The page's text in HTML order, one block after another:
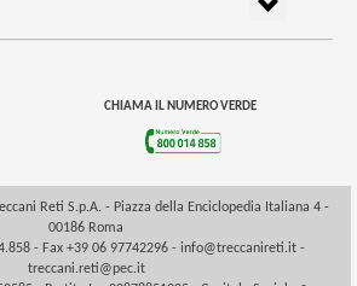
CHIAMA IL NUMERO VERDE
Reti S.p.A. - Piazza della Enciclopedia Italiana 4 -
00186 Roma
- Fax +39 06 97742296 - info@treccanireti.it-
treccani.reti@pec.it